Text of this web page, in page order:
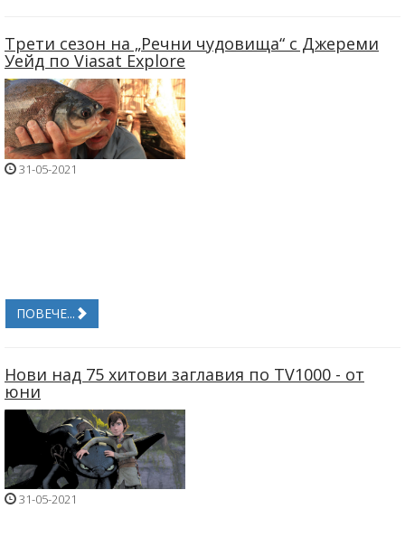
Трети сезон на „Речни чудовища“ с Джереми
Уейд по Viasat Explore
31-05-2021
ПОВЕЧЕ...
Нови над 75 хитови заглавия по TV1000 - от
юни
31-05-2021